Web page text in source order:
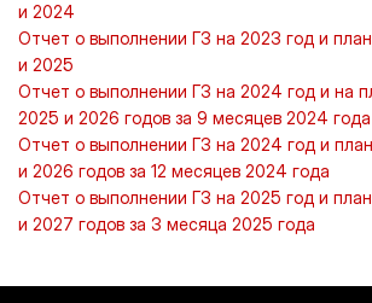
и 2024
Отчет о выполнении ГЗ на 2023 год и
и 2025
Отчет о выполнении ГЗ на 2024 год и на
2025 и 2026 годов за 9 месяцев 2024 года
Отчет о выполнении ГЗ на 2024 год и
и 2026 годов за 12 месяцев 2024 года
Отчет о выполнении ГЗ на 2025 год и
и 2027 годов за 3 месяца 2025 года